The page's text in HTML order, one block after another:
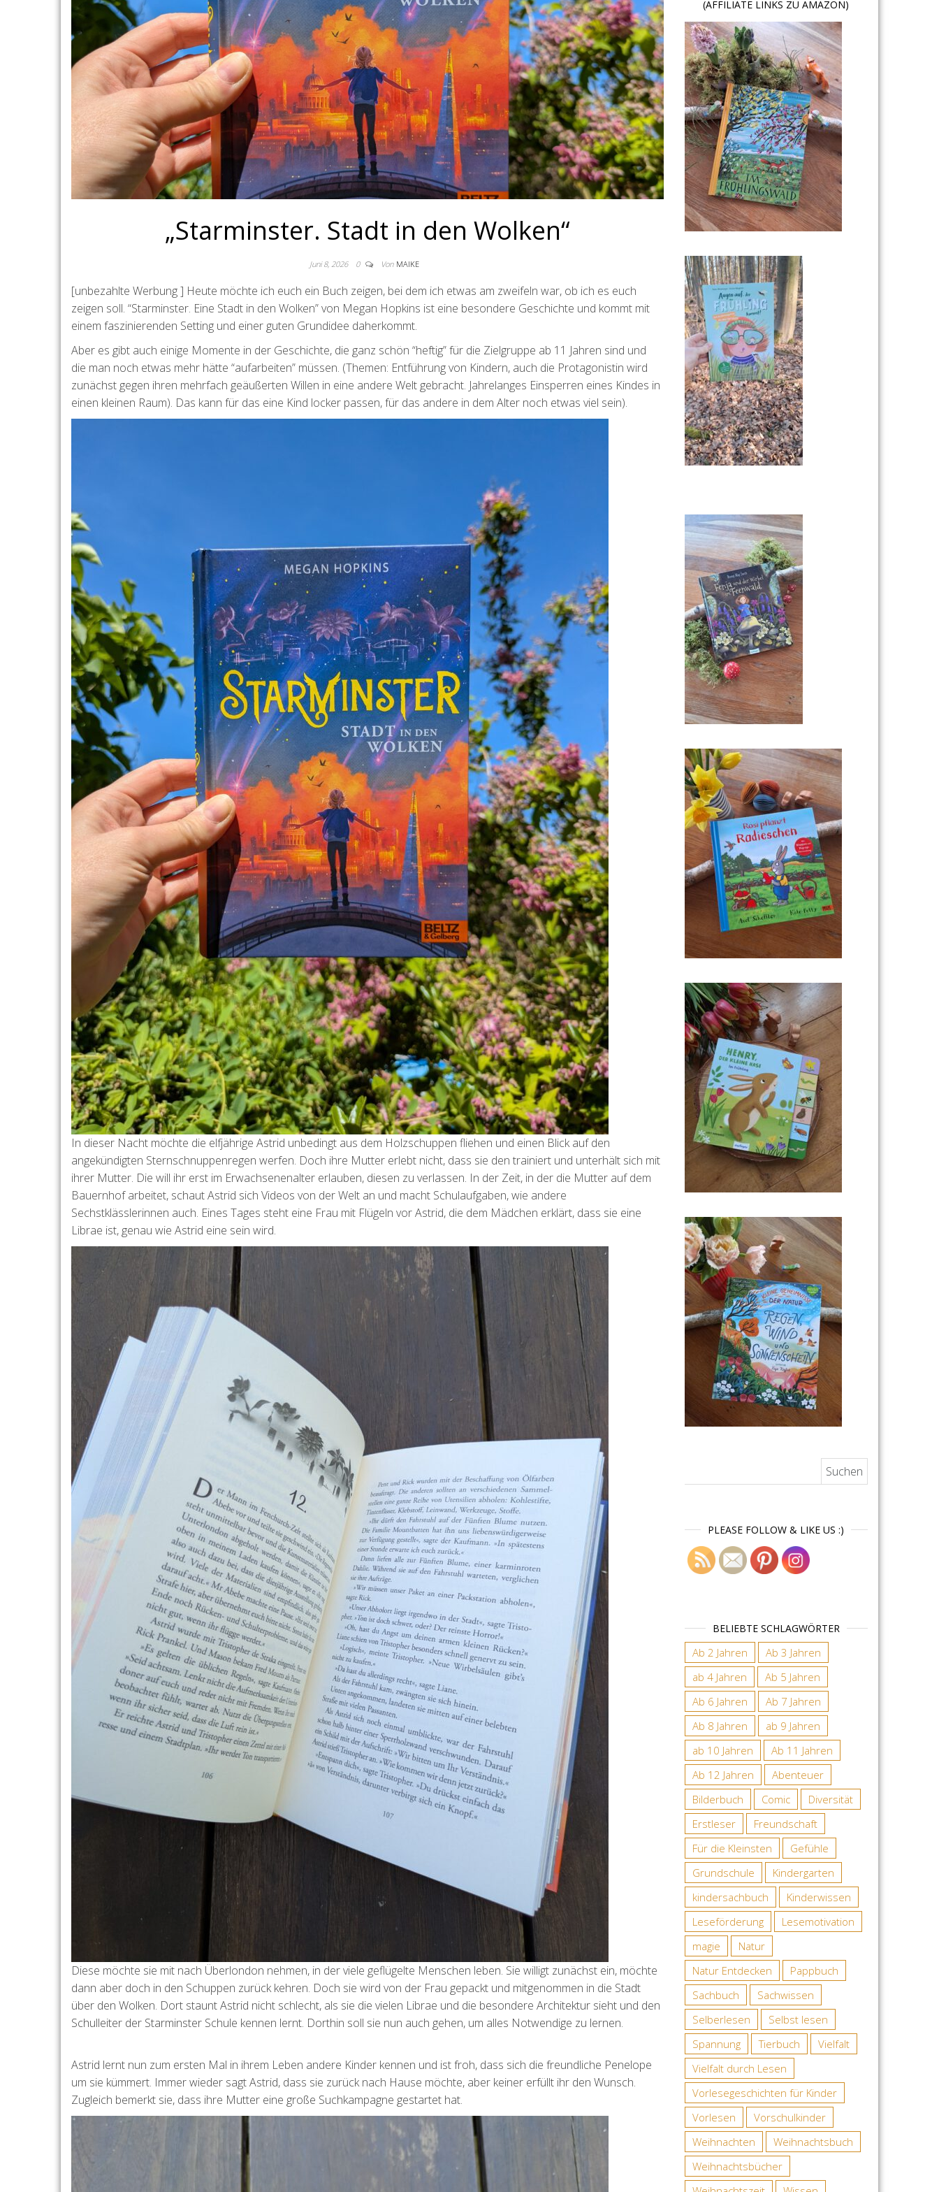
„Starminster. Stadt in den Wolken“
Juni 8, 2026 0 Von MAIKE
[unbezahlte Werbung ] Heute möchte ich euch ein Buch zeigen, bei dem ich etwas am zweifeln war, ob ich es euch
zeigen soll. “Starminster. Eine Stadt in den Wolken” von Megan Hopkins ist eine besondere Geschichte und kommt mit
einem faszinierenden Setting und einer guten Grundidee daherkommt.
Aber es gibt auch einige Momente in der Geschichte, die ganz schön “heftig” für die Zielgruppe ab 11 Jahren sind und
die man noch etwas mehr hätte “aufarbeiten” müssen. (Themen: Entführung von Kindern, auch die Protagonistin wird
zunächst gegen ihren mehrfach geäußerten Willen in eine andere Welt gebracht. Jahrelanges Einsperren eines Kindes in
einen kleinen Raum). Das kann für das eine Kind locker passen, für das andere in dem Alter noch etwas viel sein).
In dieser Nacht möchte die elfjährige Astrid unbedingt aus dem Holzschuppen fliehen und einen Blick auf den
angekündigten Sternschnuppenregen werfen. Doch ihre Mutter erlebt nicht, dass sie den trainiert und unterhält sich mit
ihrer Mutter. Die will ihr erst im Erwachsenenalter erlauben, diesen zu verlassen. In der Zeit, in der die Mutter auf dem
Bauernhof arbeitet, schaut Astrid sich Videos von der Welt an und macht Schulaufgaben, wie andere
Sechstklässlerinnen auch. Eines Tages steht eine Frau mit Flügeln vor Astrid, die dem Mädchen erklärt, dass sie eine
Librae ist, genau wie Astrid eine sein wird.
Diese möchte sie mit nach Überlondon nehmen, in der viele geflügelte Menschen leben. Sie willigt zunächst ein, möchte
dann aber doch in den Schuppen zurück kehren. Doch sie wird von der Frau gepackt und mitgenommen in die Stadt
über den Wolken. Dort staunt Astrid nicht schlecht, als sie die vielen Librae und die besondere Architektur sieht und den
Schulleiter der Starminster Schule kennen lernt. Dorthin soll sie nun auch gehen, um alles Notwendige zu lernen.
Astrid lernt nun zum ersten Mal in ihrem Leben andere Kinder kennen und ist froh, dass sich die freundliche Penelope
um sie kümmert. Immer wieder sagt Astrid, dass sie zurück nach Hause möchte, aber keiner erfüllt ihr den Wunsch.
Zugleich bemerkt sie, dass ihre Mutter eine große Suchkampagne gestartet hat.
(AFFILIATE LINKS ZU AMAZON)
PLEASE FOLLOW & LIKE US :)
BELIEBTE SCHLAGWÖRTER
Ab 2 Jahren
Ab 3 Jahren
ab 4 Jahren
Ab 5 Jahren
Ab 6 Jahren
Ab 7 Jahren
Ab 8 Jahren
ab 9 Jahren
ab 10 Jahren
Ab 11 Jahren
Ab 12 Jahren
Abenteuer
Bilderbuch
Comic
Diversität
Erstleser
Freundschaft
Für die Kleinsten
Gefühle
Grundschule
Kindergarten
kindersachbuch
Kinderwissen
Leseförderung
Lesemotivation
magie
Natur
Natur Entdecken
Pappbuch
Sachbuch
Sachwissen
Selberlesen
Selbst lesen
Spannung
Tierbuch
Vielfalt
Vielfalt durch Lesen
Vorlesegeschichten für Kinder
Vorlesen
Vorschulkinder
Weihnachten
Weihnachtsbuch
Weihnachtsbücher